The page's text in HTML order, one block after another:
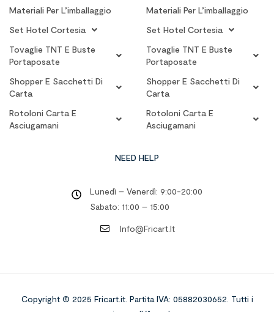
Materiali Per L’imballaggio
Set Hotel Cortesia
Tovaglie TNT E Buste
Portaposate
Shopper E Sacchetti Di
Carta
Rotoloni Carta E
Asciugamani
Materiali Per L’imballaggio
Set Hotel Cortesia
Tovaglie TNT E Buste
Portaposate
Shopper E Sacchetti Di
Carta
Rotoloni Carta E
Asciugamani
NEED HELP
Lunedì – Venerdì: 9:00-20:00
Sabato: 11:00 – 15:00
Info@fricart.it
Copyright © 2025 Fricart.it. Partita IVA: 05882030652. Tutti i